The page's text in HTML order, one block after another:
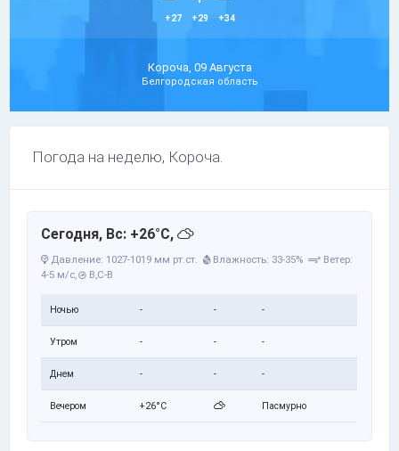
+27 +29 +34
Короча, 09 Августа
Белгородская область
Погода на неделю, Короча.
Сегодня, Вс: +26°C,
Давление: 1027-1019 мм рт.ст. Влажность: 33-35%
Ветер:
4-5 м/с,
В,С-В
Ночью - - -
Утром - - -
Днем - - -
Вечером +26°C Пасмурно